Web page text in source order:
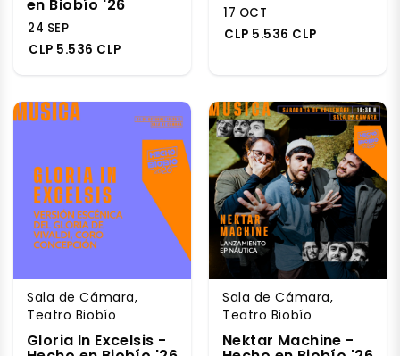
en Biobío '26
24 SEP
CLP 5.536 CLP
17 OCT
CLP 5.536 CLP
Sala de Cámara,
Teatro Biobío
Gloria In Excelsis -
Sala de Cámara,
Teatro Biobío
Nektar Machine -